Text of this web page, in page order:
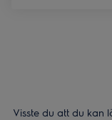
Visste du att du kan